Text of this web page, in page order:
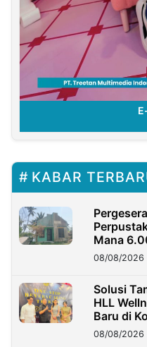
KABAR
Mana
Kini?
08/08/2026
Solusi
HLL
Baru di
08/08/2026